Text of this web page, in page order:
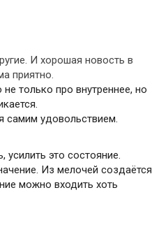
И хорошая новость в
приятно.
только про внутреннее, но
самим удовольствием.
это состояние.
Из мелочей создаётся
можно входить хоть